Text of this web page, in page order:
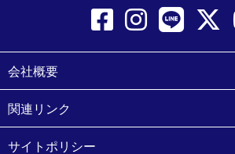
会社概要
関連リンク
サイトポリシー